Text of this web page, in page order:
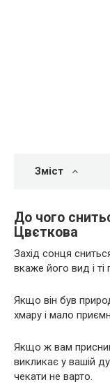
Зміст
До чого
Цвєткова
Захід сонця
вкаже його вид і ті
Якщо він був
хмару і мало
Якщо ж вам
викликає у вашій
чекати не варто.